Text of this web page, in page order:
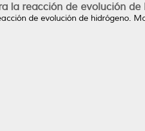
la reacción de evolución de
de evolución de hidrógeno.